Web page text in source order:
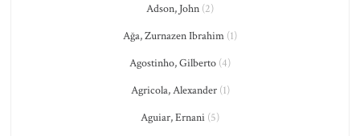
Adson, John (2)
Ağa, Zurnazen Ibrahim (1)
Agostinho, Gilberto (4)
Agricola, Alexander(1)
Aguiar, Ernani (5)